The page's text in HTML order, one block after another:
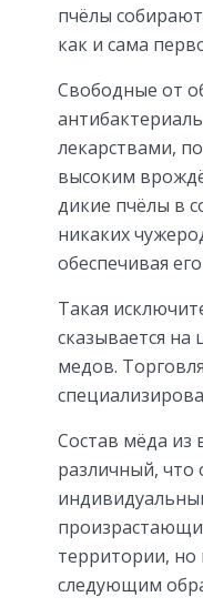
пчёлы
как и сама
Свободные от
лекарствами,
высоким
дикие пчёлы в
никаких
обеспечивая
Такая
сказывается
медов.
Состав мёда из
различный, что
территории, но
следующим